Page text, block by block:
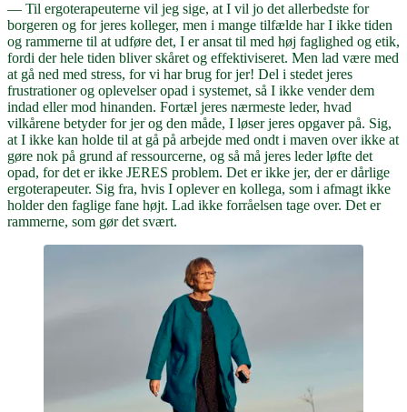
— Til ergoterapeuterne vil jeg sige, at I vil jo det allerbedste for
borgeren og for jeres kolleger, men i mange tilfælde har I ikke tiden
og rammerne til at udføre det, I er ansat til med høj faglighed og etik,
fordi der hele tiden bliver skåret og effektiviseret. Men lad være med
at gå ned med stress, for vi har brug for jer! Del i stedet jeres
frustrationer og oplevelser opad i systemet, så I ikke vender dem
indad eller mod hinanden. Fortæl jeres nærmeste leder, hvad
vilkårene betyder for jer og den måde, I løser jeres opgaver på. Sig,
at I ikke kan holde til at gå på arbejde med ondt i maven over ikke at
gøre nok på grund af ressourcerne, og så må jeres leder løfte det
opad, for det er ikke JERES problem. Det er ikke jer, der er dårlige
ergoterapeuter. Sig fra, hvis I oplever en kollega, som i afmagt ikke
holder den faglige fane højt. Lad ikke forråelsen tage over. Det er
rammerne, som gør det svært.